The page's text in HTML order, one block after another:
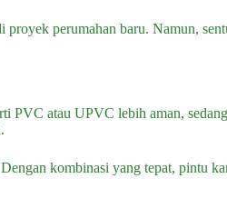
perumahan baru. Namun,
PVC atau UPVC lebih aman,
kombinasi yang tepat, pintu